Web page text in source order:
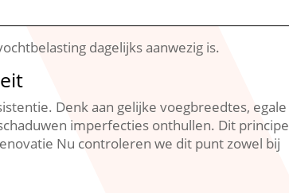
dagelijks aanwezig is.​
Denk aan gelijke voegbreedtes, egale
imperfecties onthullen.​ Dit principe
Nu controleren we dit punt zowel bij